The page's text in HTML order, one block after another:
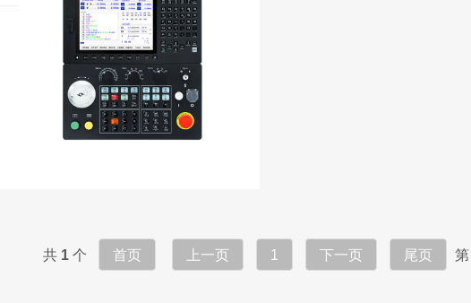
共 1个 首页 上一页 1 下一页 尾页 第